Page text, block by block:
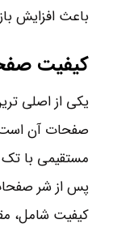
باعث افزایش
کیفیت
یکی از اصلی
صفحات آن است.
مستقیمی با
پس از شر
کیفیت شامل،